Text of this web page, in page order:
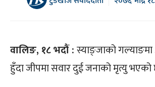
वालिङ, १८ भदौं :स्याङ्जाको
हुँदा जीपमा सवार दुई जनाको मृत्यु भएको